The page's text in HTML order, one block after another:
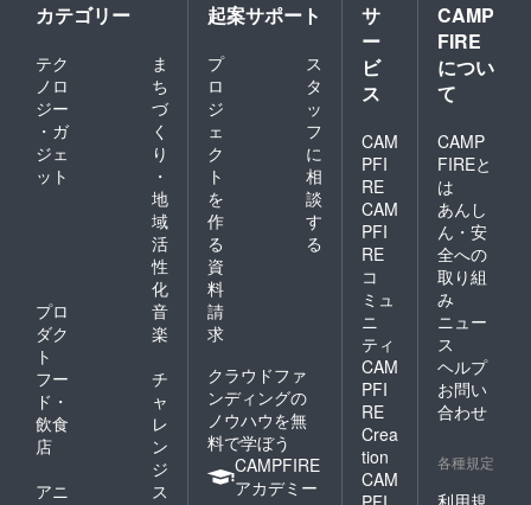
カテゴリー
テク
ノロ
ジー
・ガ
ジェ
ット
ま
ち
づ
く
り
・
地
域
活
性
化
プロ
ダク
ト
音
楽
フー
ド・
飲食
店
チ
ャ
レ
ン
ジ
アニ
ス
起案サポート
プ
ロ
ジ
ェ
ク
ト
を
作
る
ス
タ
ッ
フ
に
相
談
す
る
資
料
請
求
クラウドファ
ンディングの
ノウハウを無
料で学ぼう
CAMPFIRE
アカデミー
サ
ー
ビ
ス
CAM
PFI
RE
CAM
PFI
RE
コ
ミュ
ニ
ティ
CAM
PFI
RE
Crea
tion
CAM
CAMP
FIRE
につい
て
CAMP
FIREと
は
あんし
ん・安
全への
取り組
み
ニュー
ス
ヘルプ
お問い
合わせ
各種規定